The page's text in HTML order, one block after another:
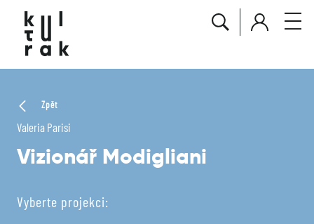
Zpět
Valeria Parisi
Vizionář Modigliani
Vyberte projekci: